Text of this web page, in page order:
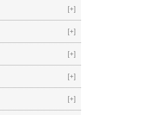
[+]
[+]
[+]
[+]
[+]